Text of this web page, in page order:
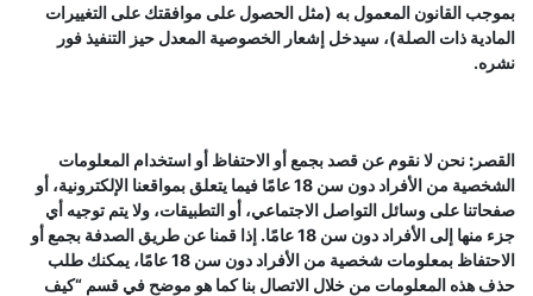
بموجب القانون المعمول به (مثل الحصول على موافقتك على التغييرات
المادية ذات الصلة)، سيدخل إشعار الخصوصية المعدل حيز التنفيذ فور
نشره.
القصر:نحن لا نقوم عن قصد بجمع أو الاحتفاظ أو استخدام المعلومات
الشخصية من الأفراد دون سن 18 عامًا فيما يتعلق بمواقعنا الإلكترونية، أو
صفحاتنا على وسائل التواصل الاجتماعي، أو التطبيقات، ولا يتم توجيه أي
جزء منها إلى الأفراد دون سن 18 عامًا. إذا قمنا عن طريق الصدفة بجمع أو
الاحتفاظ بمعلومات شخصية من الأفراد دون سن 18 عامًا، يمكنك طلب
حذف هذه المعلومات من خلال الاتصال بنا كما هو موضح في قسم “كيف